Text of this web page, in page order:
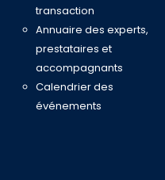
transaction
Annuaire des experts,
prestataires et
accompagnants
Calendrier des
événements